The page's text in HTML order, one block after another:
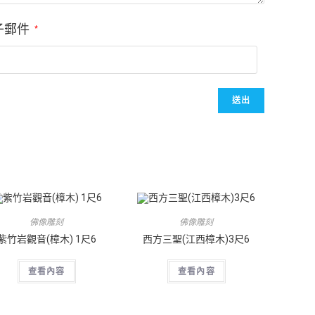
郵件 *
佛像雕刻
竹岩觀音(樟木) 1尺6
查看內容
佛像雕刻
西方三聖(江西樟木)3尺6
查看內容